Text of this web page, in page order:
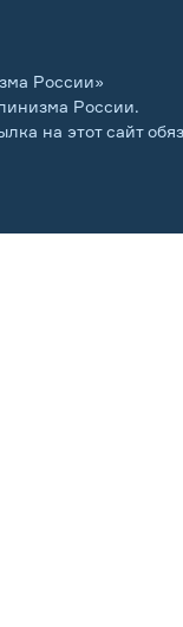
России»
России.
на этот сайт